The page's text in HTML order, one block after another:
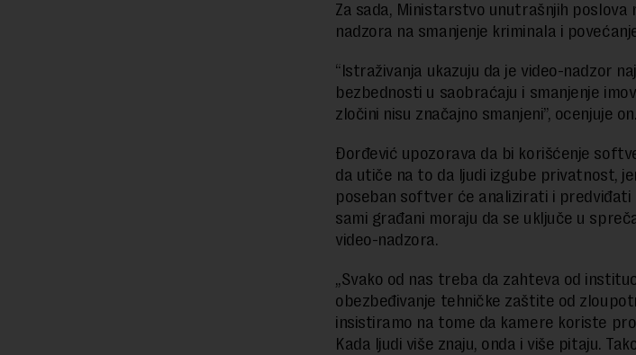
Za sada, Ministarstvo unutrašnjih
nadzora na smanjenje kriminala i
“Istraživanja ukazuju da je video-nadzor
bezbednosti u saobraćaju i smanjenje
zločini nisu značajno smanjeni”, ocenjuje on.
Đorđević upozorava da bi korišćenje
da utiče na to da ljudi izgube privatnost,
poseban softver će analizirati i predviđati
sami građani moraju da se uključe u
video-nadzora.
„Svako od nas treba da zahteva od
obezbeđivanje tehničke zaštite od
insistiramo na tome da kamere koriste
Kada ljudi više znaju, onda i više pitaju.